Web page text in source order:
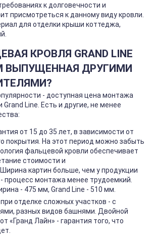
к долговечности и
присмотреться к данному виду кровли.
для отделки крыши коттеджа,
КРОВЛЯ GRAND LINE
ВЫПУЩЕННАЯ ДРУГИМИ
- доступная цена монтажа
Line. Есть и другие, не менее
от 15 до 35 лет, в зависимости от
покрытия. На этот период можно забыть
фальцевой кровли обеспечивает
стоимости и
картин больше, чем у продукции
- процесс монтажа менее трудоемкий.
- 475 мм, Grand Line - 510 мм.
отделке сложных участков - с
разных видов башнями. Двойной
«Гранд Лайн» - гарантия того, что